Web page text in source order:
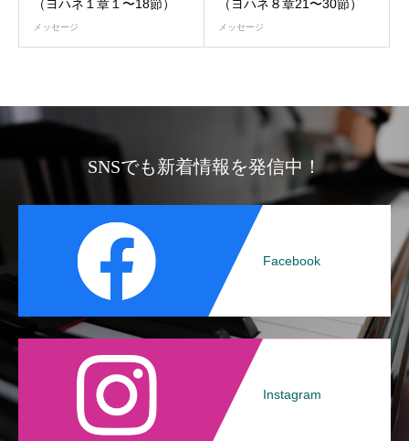
（ヨハネ１章１〜18節）
メッセージ
（ヨハネ８章21〜30節）
メッセージ
SNSでも新着情報を発信中！
Facebook
Instagram